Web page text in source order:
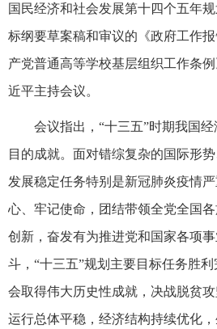
国民经济和社会发展第十四个五年
标纲要草案稿和审议的《政府工作
产党普通高等学校基层组织工作条
近平主持会议。
会议指出，“十三五”时期我国
目的成就。面对错综复杂的国际形
发展稳定任务特别是新冠肺炎疫情
心、牢记使命，团结带领全党全国
创新，奋发有为推进党和国家各项
斗，“十三五”规划主要目标任务胜
会取得伟大历史性成就，决战脱贫
运行总体平稳，经济结构持续优化